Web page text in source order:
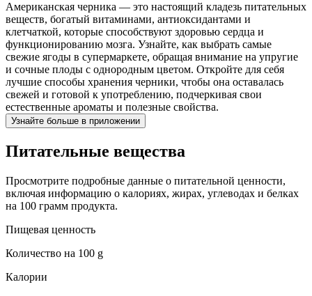
Американская черника — это настоящий кладезь питательных
веществ, богатый витаминами, антиоксидантами и
клетчаткой, которые способствуют здоровью сердца и
функционированию мозга. Узнайте, как выбрать самые
свежие ягоды в супермаркете, обращая внимание на упругие
и сочные плоды с однородным цветом. Откройте для себя
лучшие способы хранения черники, чтобы она оставалась
свежей и готовой к употреблению, подчеркивая свои
естественные ароматы и полезные свойства.
Узнайте больше в приложении
Питательные вещества
Просмотрите подробные данные о питательной ценности,
включая информацию о калориях, жирах, углеводах и белках
на 100 грамм продукта.
Пищевая ценность
Количество на 100 g
Калории